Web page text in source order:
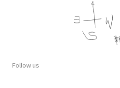
Follow us